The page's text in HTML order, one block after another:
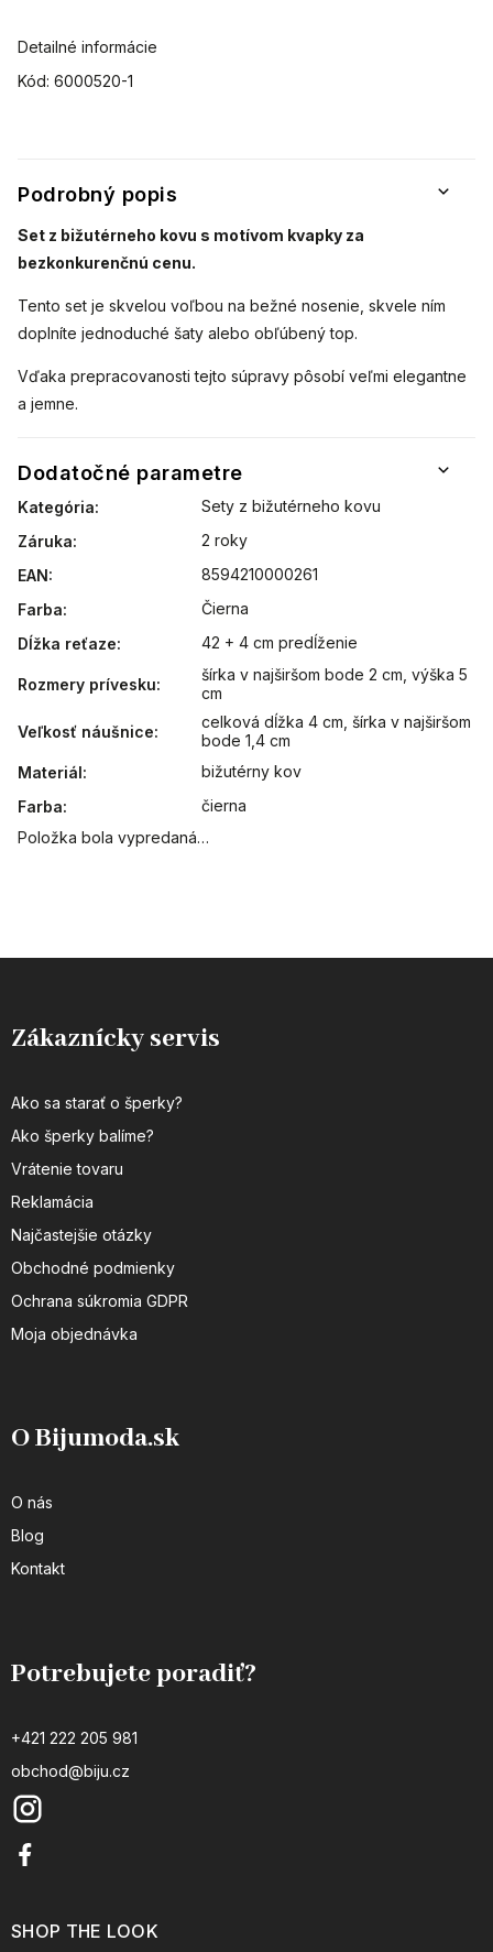
Kód: 6000520-1
Detailné informácie
Podrobný popis
Set z bižutérneho kovu s motívom kvapky za
bezkonkurenčnú cenu.
Tento set je skvelou voľbou na bežné nosenie, skvele ním
doplníte jednoduché šaty alebo obľúbený top.
Vďaka prepracovanosti tejto súpravy pôsobí veľmi elegantne
a jemne.
Dodatočné parametre
Kategória:
Sety z bižutérneho kovu
Záruka:
2 roky
EAN:
8594210000261
Farba:
Čierna
Dĺžka reťaze: 42 + 4 cm predĺženie
Rozmery prívesku:
šírka v najširšom bode 2 cm, výška 5
cm
Veľkosť náušnice:
celková dĺžka 4 cm, šírka v najširšom
bode 1,4 cm
Materiál:
bižutérny kov
Farba:
čierna
Položka bola vypredaná…
Zákaznícky servis
Ako sa starať o šperky?
Ako šperky balíme?
Vrátenie tovaru
Reklamácia
Najčastejšie otázky
Obchodné podmienky
Ochrana súkromia GDPR
Moja objednávka
O Bijumoda.sk
O nás
Blog
Kontakt
Potrebujete poradiť?
+421 222 205 981
obchod@biju.cz
SHOP THE LOOK